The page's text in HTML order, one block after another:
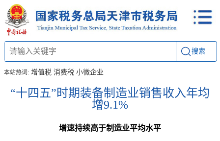
搜索
本站热词: 增值税 消费税 小微企业
“十四五”时期装备制造业销售收入年均
增9.1%
增速持续高于制造业平均水平